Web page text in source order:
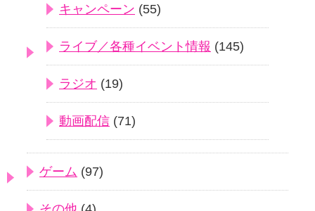
キャンペーン (55)
ライブ／各種イベント情報 (145)
ラジオ (19)
動画配信 (71)
ゲーム (97)